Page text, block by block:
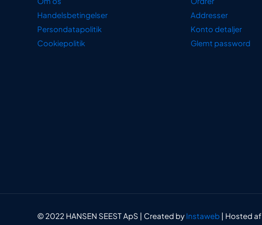
Handelsbetingelser
Persondatapolitik
Cookiepolitik
Addresser
Konto detaljer
Glemt password
© 2022 HANSEN SEEST ApS | Created by Instaweb | Hosted af